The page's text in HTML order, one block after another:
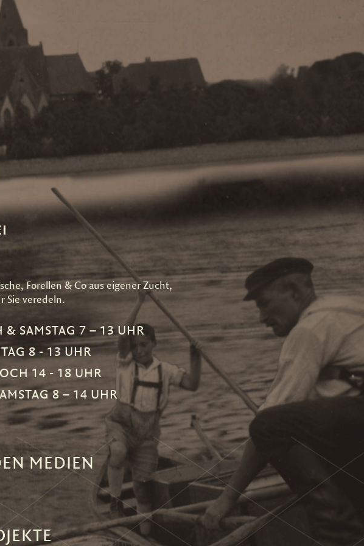
Forellen & Co aus eigener Zucht,
Sie veredeln.
& SAMSTAG 7 – 13 UHR
8 - 13 UHR
14 - 18 UHR
8 – 14 UHR
MEDIEN